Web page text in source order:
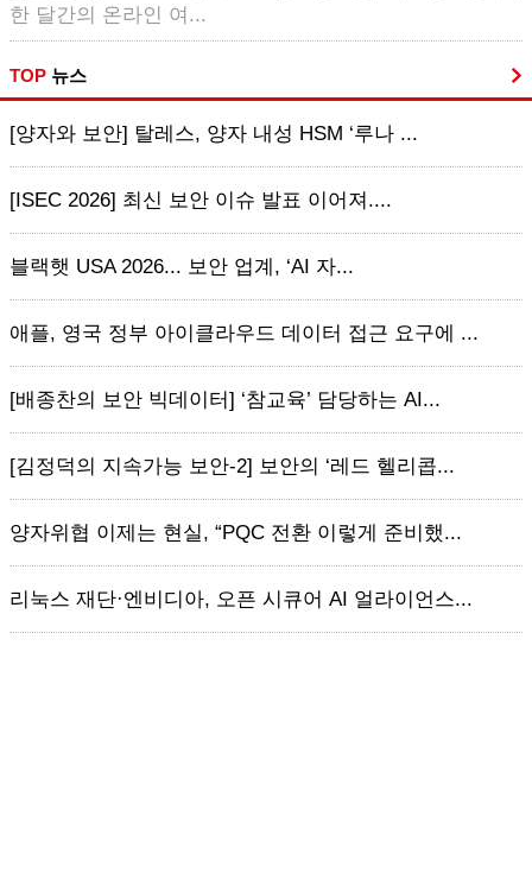
한 달간의 온라인 여...
TOP 뉴스
[양자와 보안] 탈레스, 양자 내성 HSM ‘루나 ...
[ISEC 2026] 최신 보안 이슈 발표 이어져....
블랙햇 USA 2026... 보안 업계, ‘AI 자...
애플, 영국 정부 아이클라우드 데이터 접근 요구에 ...
[배종찬의 보안 빅데이터] ‘참교육’ 담당하는 AI...
[김정덕의 지속가능 보안-2] 보안의 ‘레드 헬리콥...
양자위협 이제는 현실, “PQC 전환 이렇게 준비했...
리눅스 재단·엔비디아, 오픈 시큐어 AI 얼라이언스...